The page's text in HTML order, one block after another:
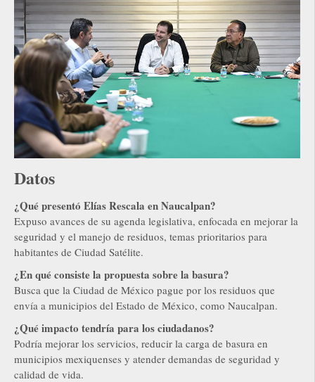
Datos
¿Qué presentó Elías Rescala en Naucalpan?
Expuso avances de su agenda legislativa, enfocada en mejorar la
seguridad y el manejo de residuos, temas prioritarios para
habitantes de Ciudad Satélite.
¿En qué consiste la propuesta sobre la basura?
Busca que la Ciudad de México pague por los residuos que
envía a municipios del Estado de México, como Naucalpan.
¿Qué impacto tendría para los ciudadanos?
Podría mejorar los servicios, reducir la carga de basura en
municipios mexiquenses y atender demandas de seguridad y
calidad de vida.